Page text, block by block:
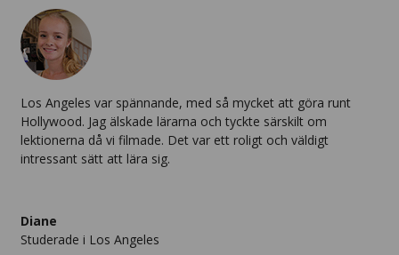
Los Angeles var spännande, med så mycket att göra runt
Hollywood. Jag älskade lärarna och tyckte särskilt om
lektionerna då vi filmade. Det var ett roligt och väldigt
intressant sätt att lära sig.
Diane
Studerade i Los Angeles